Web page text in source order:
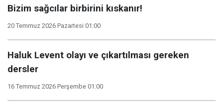
Bizim sağcılar birbirini kıskanır!
20 Temmuz 2026 Pazartesi 01:00
Haluk Levent olayı ve çıkartılması gereken
dersler
16 Temmuz 2026 Perşembe 01:00